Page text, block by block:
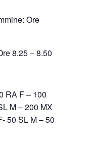
Ore
8.25 – 8.50
RA F – 100
M – 200 MX
50 SL M – 50